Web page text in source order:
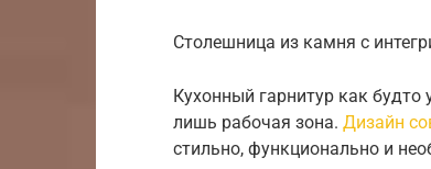
Столешница из камня с
Кухонный гарнитур как будто
лишь рабочая зона. Дизайн
стильно, функционально и